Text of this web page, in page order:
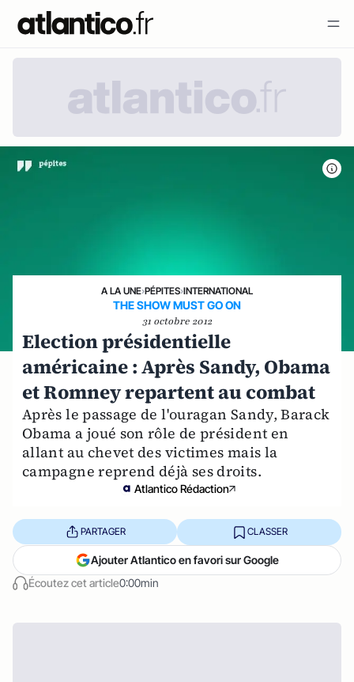
A LA UNE›PÉPITES›INTERNATIONAL
THE SHOW MUST GO ON
31 octobre 2012
Election présidentielle
américaine : Après Sandy, Obama
et Romney repartent au combat
Après le passage de l'ouragan Sandy, Barack
Obama a joué son rôle de président en
allant au chevet des victimes mais la
campagne reprend déjà ses droits.
Atlantico Rédaction
Écoutez cet article0:00min
PARTAGER CLASSER
Ajouter Atlantico en favori sur Google